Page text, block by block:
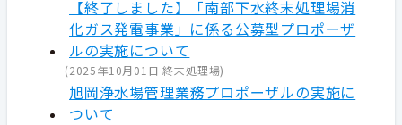
【終了しました】「南部下水終末処理場消
化ガス発電事業」に係る公募型プロポーザ
ルの実施について
(2025年10月01日 終末処理場)
旭岡浄水場管理業務プロポーザルの実施に
ついて